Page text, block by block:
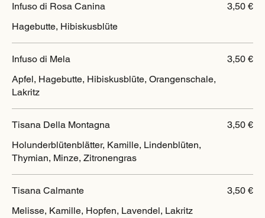
Infuso di Rosa Canina
Hagebutte, Hibiskusblüte
3,50 €
Infuso di Mela
Apfel, Hagebutte, Hibiskusblüte, Orangenschale,
Lakritz
3,50 €
Tisana Della Montagna
Holunderblütenblätter, Kamille, Lindenblüten,
Thymian, Minze, Zitronengras
3,50 €
Tisana Calmante
Melisse, Kamille, Hopfen, Lavendel, Lakritz
3,50 €